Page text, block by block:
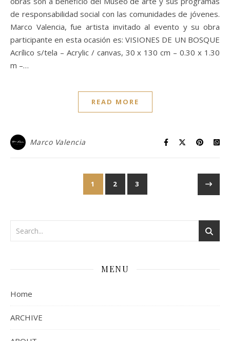
de responsabilidad social con las comunidades de jóvenes.
Marco Valencia, fue artista invitado al evento y su obra
participante en esta ocasión es: VISIONES DE UN BOSQUE
Acrílico s/tela – Acrylic / canvas, 30 x 130 cm – 0.30 x 1.30
m –…
READ MORE
Marco Valencia
1 2 3
MENU
Home
ARCHIVE